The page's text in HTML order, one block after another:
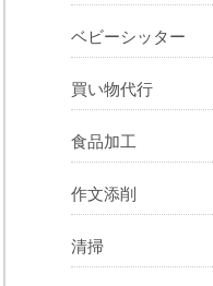
ベビーシッター
買い物代行
食品加工
作文添削
清掃